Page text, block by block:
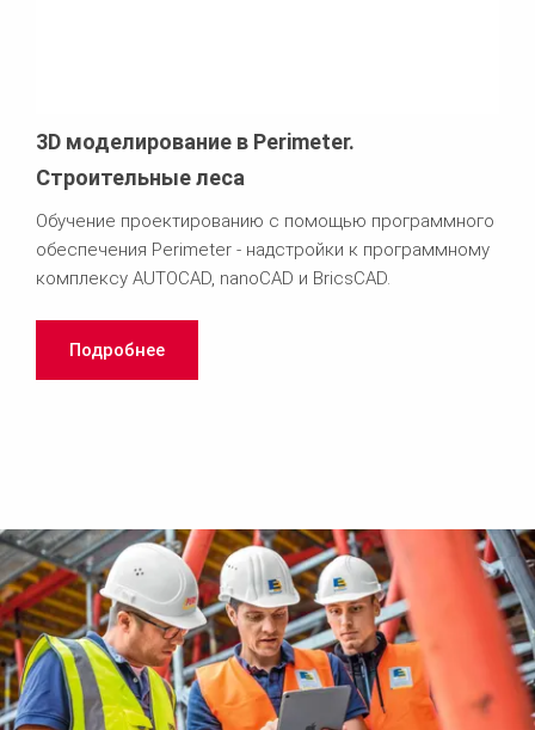
3D моделирование в Perimeter.
Строительные леса
Обучение проектированию с помощью программного
обеспечения Perimeter - надстройки к программному
комплексу AUTOCAD, nanoCAD и BricsCAD.
Подробнее